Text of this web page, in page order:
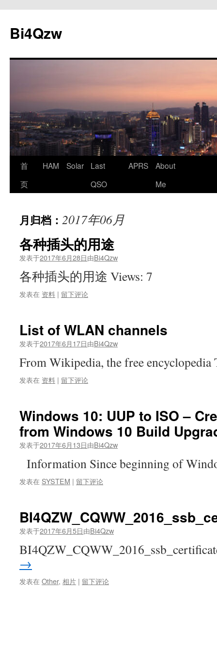
正
文
Bi4Qzw
首
页
HAM Solar
Last
QSO
APRS
About
Me
月归档： 2017年06月
各种插头的用途
发表于2017年6月28日由Bi4Qzw
各种插头的用途 Views: 7
发表在 资料 | 留下评论
List of WLAN channels
发表于2017年6月17日由Bi4Qzw
From Wikipedia, the free
发表在 资料 | 留下评论
Windows 10: UUP to ISO –
from Windows 10 Build
发表于2017年6月13日由Bi4Qzw
Information Since beginning of
发表在 SYSTEM | 留下评论
发表于2017年6月5日由Bi4Qzw
→
发表在 Other, 相片 | 留下评论